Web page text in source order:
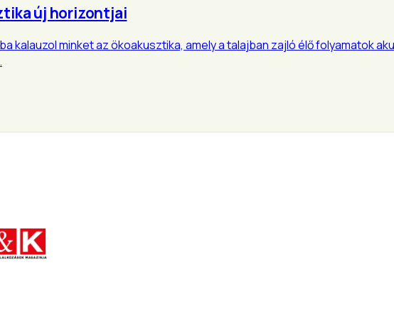
új horizontjai
kalauzol minket az ökoakusztika, amely a talajban zajló élő folyamatok